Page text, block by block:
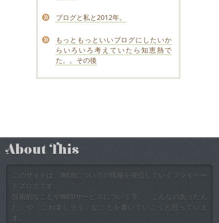
ブログと私と2012年。
もっともっといいブログにしたいか
らいろいろ考えていたら知恵熱で
た。。その後
About This
このサイトは、WEBについての情報を発信していくプライベー
トブログです。
技術的なことやWEBサービスについて等、『こんなのあったん
だ』や『これ楽しそう』なことを書いていこうと思っていま
す。